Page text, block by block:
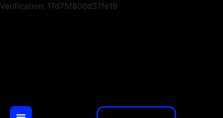
Verification: 17d75f800d37fe19